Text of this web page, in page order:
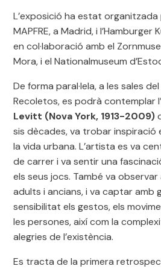
L’exposició ha estat
MAPFRE, a Madrid, i l’Hamburger
en col·laboració amb el
Mora, i el Nationalmuseum
De forma paral·lela, a les sales
Recoletos, es podrà contemplar
Levitt (Nova York, 1913-2009)
sis dècades, va trobar inspiració
la vida urbana. L’artista es va
de carrer i va sentir una
els seus jocs. També va
adults i ancians, i va captar amb
sensibilitat els gestos, els
les persones, així com la
alegries de l’existència.
Es tracta de la primera